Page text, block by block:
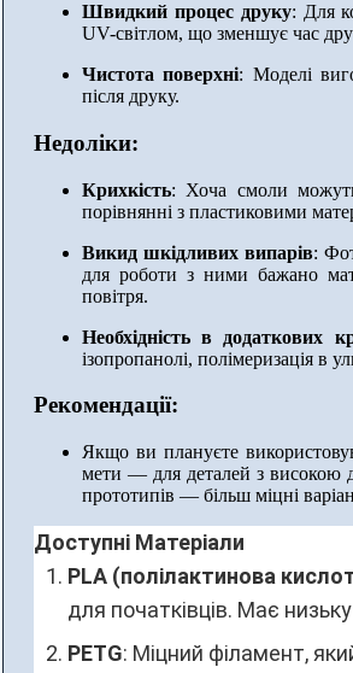
Швидкий процес друку: Для
UV-світлом, що зменшує час
Чистота поверхні: Моделі
після друку.
Недоліки:
Крихкість: Хоча смоли
порівнянні з пластиковими
Викид шкідливих випарів:
для роботи з ними бажано
повітря.
Необхідність в додаткових
ізопропанолі, полімеризація в
Рекомендації:
Якщо ви плануєте
мети — для деталей з високою
прототипів — більш міцні
Доступні Матеріали
PLA (полілактинова
для початківців. Має
PETG: Міцний філамент,